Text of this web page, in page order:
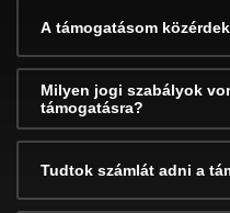
A támogatásom
Milyen jogi szabályok
támogatásra?
Tudtok számlát adni a